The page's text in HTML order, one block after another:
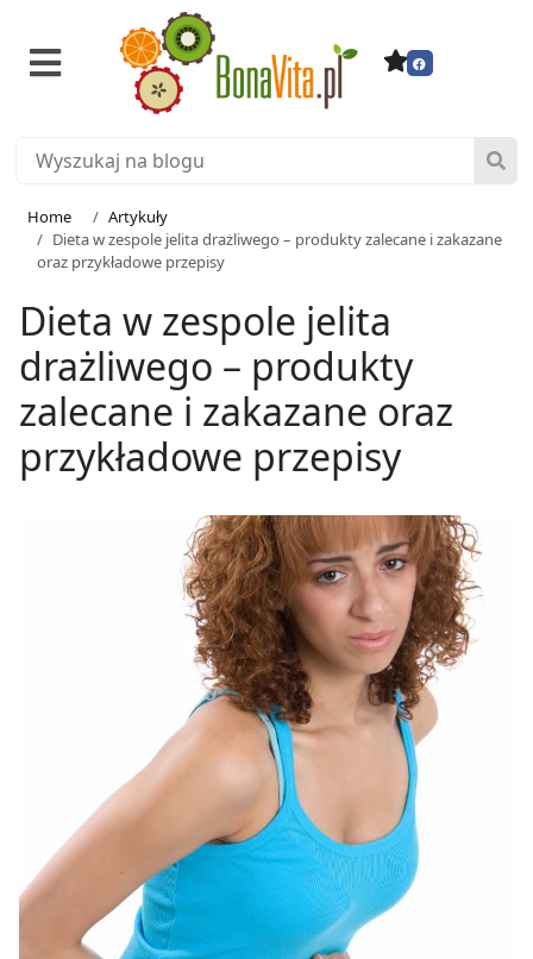
Home
Artykuły
Dieta w zespole jelita drażliwego – produkty zalecane i zakazane
oraz przykładowe przepisy
Dieta w zespole jelita
drażliwego – produkty
zalecane i zakazane oraz
przykładowe przepisy